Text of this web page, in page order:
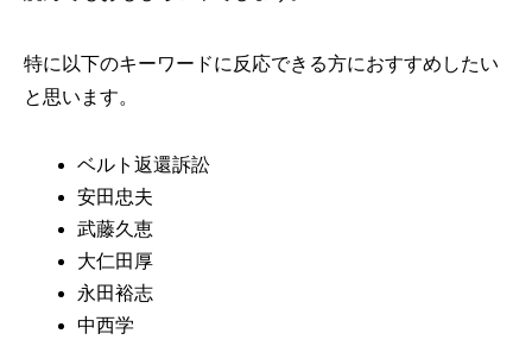
特に以下のキーワードに反応できる方におすすめしたい
と思います。
ベルト返還訴訟
安田忠夫
武藤久恵
大仁田厚
永田裕志
中西学